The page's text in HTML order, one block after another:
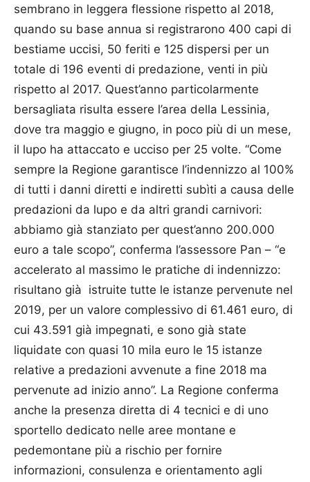
sembrano in leggera flessione rispetto al 2018,
quando su base annua si registrarono 400 capi di
bestiame uccisi, 50 feriti e 125 dispersi per un
totale di 196 eventi di predazione, venti in più
rispetto al 2017. Quest’anno particolarmente
bersagliata risulta essere l’area della Lessinia,
dove tra maggio e giugno, in poco più di un mese,
il lupo ha attaccato e ucciso per 25 volte. “Come
sempre la Regione garantisce l’indennizzo al 100%
di tutti i danni diretti e indiretti subìti a causa delle
predazioni da lupo e da altri grandi carnivori:
abbiamo già stanziato per quest’anno 200.000
euro a tale scopo”, conferma l’assessore Pan – “e
accelerato al massimo le pratiche di indennizzo:
risultano già istruite tutte le istanze pervenute nel
2019, per un valore complessivo di 61.461 euro, di
cui 43.591 già impegnati, e sono già state
liquidate con quasi 10 mila euro le 15 istanze
relative a predazioni avvenute a fine 2018 ma
pervenute ad inizio anno”. La Regione conferma
anche la presenza diretta di 4 tecnici e di uno
sportello dedicato nelle aree montane e
pedemontane più a rischio per fornire
informazioni, consulenza e orientamento agli